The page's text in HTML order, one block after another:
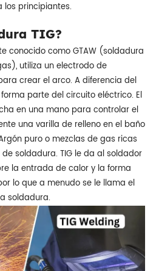
los principiantes.
TIG?
conocido como GTAW (soldadura
utiliza un electrodo de
crear el arco. A diferencia del
parte del circuito eléctrico. El
en una mano para controlar el
una varilla de relleno en el baño
puro o mezclas de gas ricas
soldadura. TIG le da al soldador
la entrada de calor y la forma
lo que a menudo se le llama el
soldadura.